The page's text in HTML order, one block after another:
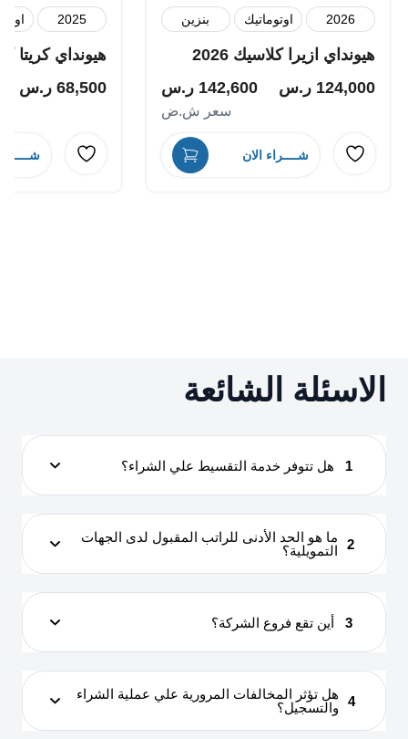
2026 اوتوماتيك بنزين
هيونداي ازيرا كلاسيك 2026
124,000 ر.س 142,600 ر.س
سعر ش.ض
شــــراء الان
2025
هيونداي كريتا
68,500 ر.س
الاسئلة الشائعة
1 هل تتوفر خدمة التقسيط علي الشراء؟
2
ما هو الحد الأدنى للراتب المقبول لدى الجهات
التمويلية؟
3 أين تقع فروع الشركة؟
4
هل تؤثر المخالفات المرورية علي عملية الشراء
والتسجيل؟